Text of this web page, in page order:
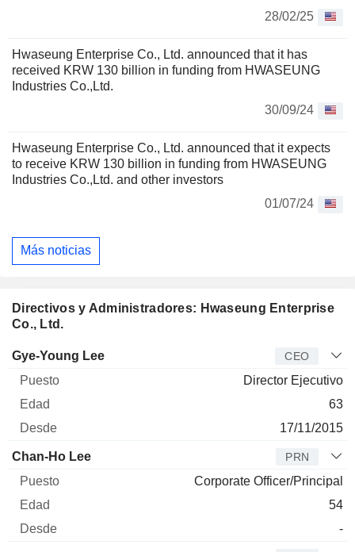
28/02/25
Hwaseung Enterprise Co., Ltd. announced that it has
received KRW 130 billion in funding from HWASEUNG
Industries Co.,Ltd.
30/09/24
Hwaseung Enterprise Co., Ltd. announced that it expects
to receive KRW 130 billion in funding from HWASEUNG
Industries Co.,Ltd. and other investors
01/07/24
Más noticias
Directivos y Administradores: Hwaseung Enterprise
Co., Ltd.
Director Puesto
Gye-Young Lee CEO
Director Ejecutivo
63
17/11/2015
Chan-Ho Lee PRN
Corporate Officer/Principal
54
-